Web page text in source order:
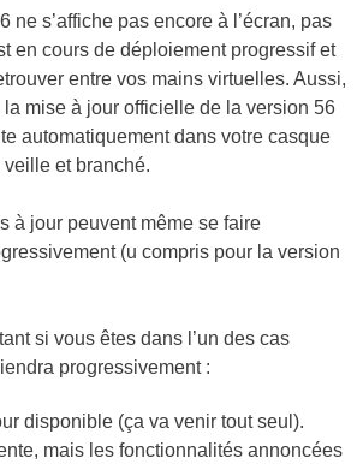
ne s’affiche pas encore à l’écran, pas
en cours de déploiement progressif et
entre vos mains virtuelles. Aussi,
la mise à jour officielle de la version 56
automatiquement dans votre casque
et branché.
à jour peuvent même se faire
(u compris pour la version
si vous êtes dans l’un des cas
progressivement :
disponible (ça va venir tout seul).
mais les fonctionnalités annoncées